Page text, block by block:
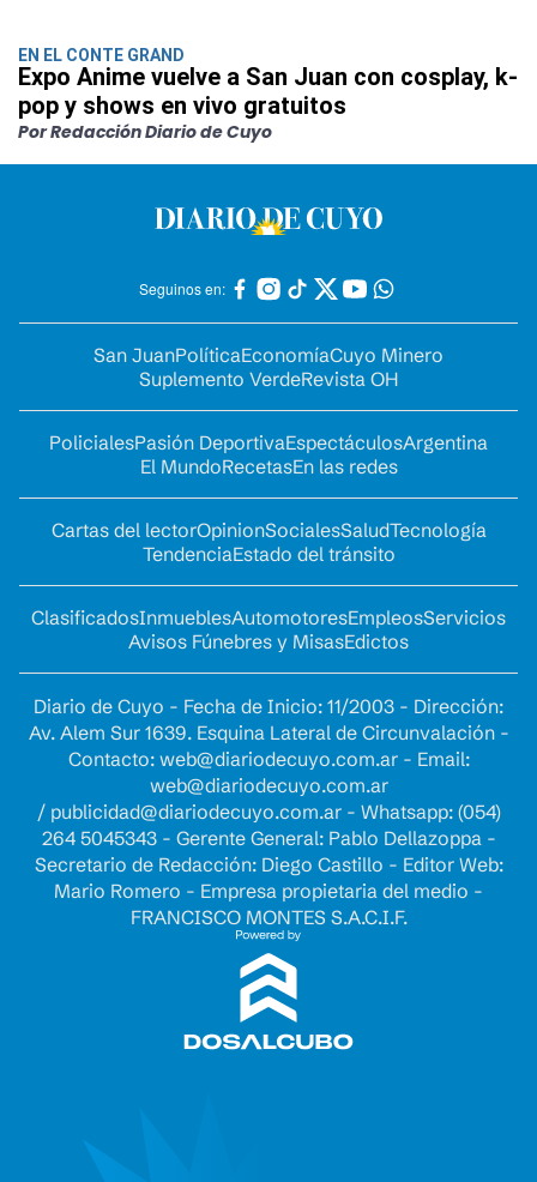
EN EL CONTE GRAND
Expo Anime vuelve a San Juan con cosplay, k-
pop y shows en vivo gratuitos
Por Redacción Diario de Cuyo
Seguinos en:
San JuanPolíticaEconomíaCuyo Minero
Suplemento VerdeRevista OH
PolicialesPasión DeportivaEspectáculosArgentina
El MundoRecetasEn las redes
Cartas del lectorOpinionSocialesSaludTecnología
TendenciaEstado del tránsito
ClasificadosInmueblesAutomotoresEmpleosServicios
Avisos Fúnebres y MisasEdictos
Diario de Cuyo - Fecha de Inicio: 11/2003 - Dirección:
Av. Alem Sur 1639. Esquina Lateral de Circunvalación -
Contacto: web@diariodecuyo.com.ar- Email:
web@diariodecuyo.com.ar
/ publicidad@diariodecuyo.com.ar- Whatsapp: (054)
264 5045343 - Gerente General: Pablo Dellazoppa -
Secretario de Redacción: Diego Castillo - Editor Web:
Mario Romero - Empresa propietaria del medio -
FRANCISCO MONTES S.A.C.I.F.